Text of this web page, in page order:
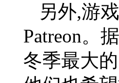
另外,游
Patreon。
冬季最大